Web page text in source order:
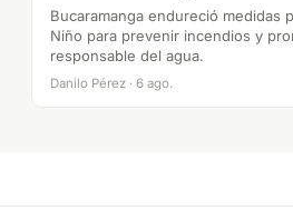
Bucaramanga endureció medidas
Niño para prevenir incendios y
responsable del agua.
Danilo Pérez · 6 ago.